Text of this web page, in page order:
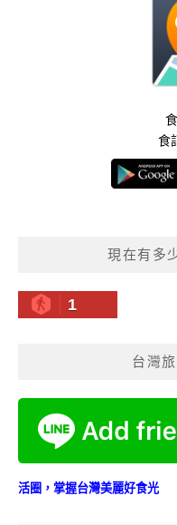
食
現在有多
1
台灣
活圈，掌握台灣美麗好食光